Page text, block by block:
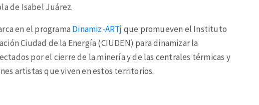
de Isabel Juárez.
en el programa Dinamiz-ARTj que promueven el Instituto
Ciudad de la Energía (CIUDEN) para dinamizar la
por el cierre de la minería y de las centrales térmicas y
artistas que viven en estos territorios.